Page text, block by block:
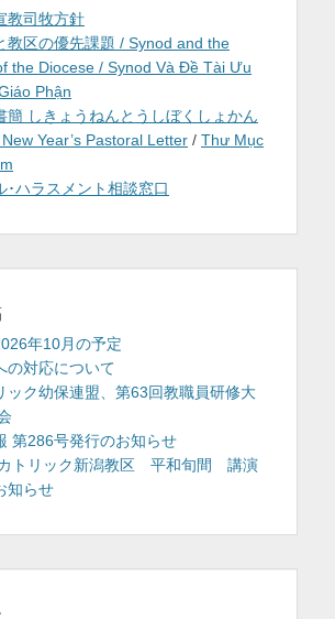
教司牧方針
教区の優先課題 / Synod and the
the Diocese / Synod Và Đề Tài Ưu
Phận
簡 しきょうねんとうしぼくしょかん
New Year’s Pastoral Letter / Thư Mục
･ハラスメント相談窓口
年10月の予定
の対応について
ック幼保連盟、第63回教職員研修大
第286号発行のお知らせ
トリック新潟教区 平和旬間 講演
知らせ